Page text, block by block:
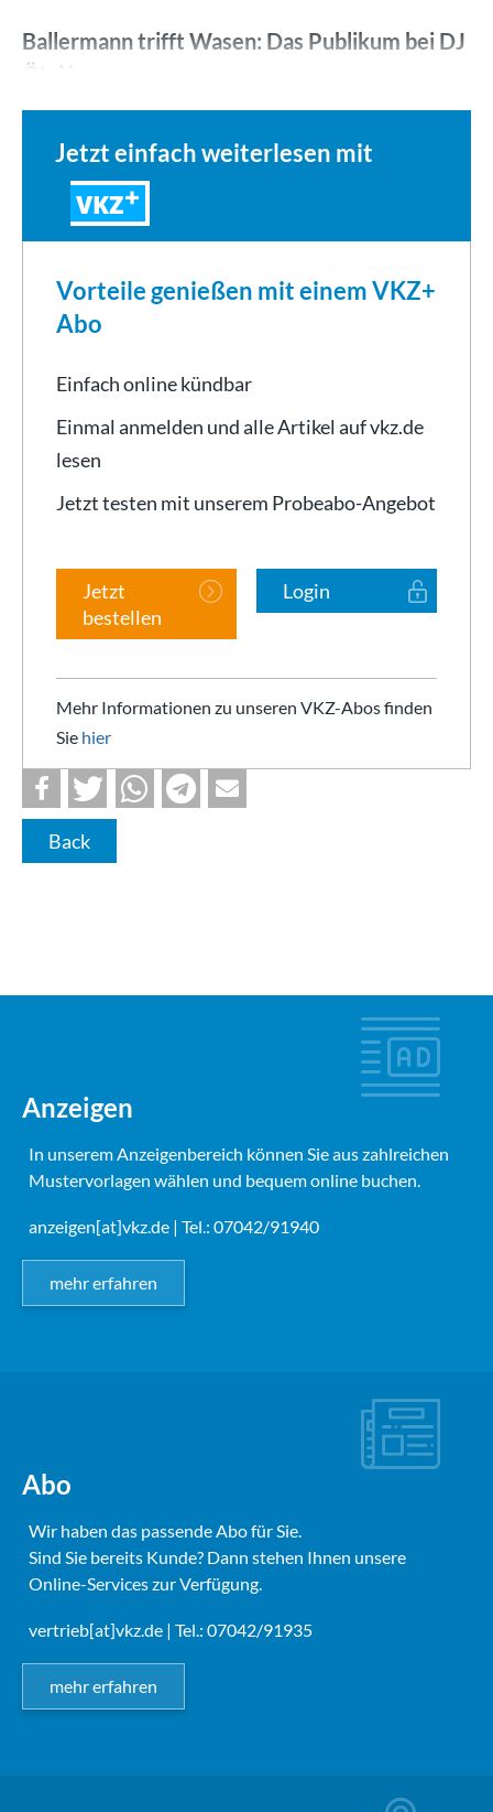
Ballermann trifft Wasen: Das Publikum bei DJ
Ötzi im…
Jetzt einfach weiterlesen mit
VKZ
Vorteile genießen mit einem VKZ+
Abo
Einfach online kündbar
Einmal anmelden und alle Artikel auf vkz.de
lesen
Jetzt testen mit unserem Probeabo-Angebot
Jetzt
bestellen
Login
Mehr Informationen zu unseren VKZ-Abos finden
Sie hier
Back
Anzeigen
In unserem Anzeigenbereich können Sie aus zahlreichen
Mustervorlagen wählen und bequem online buchen.
anzeigen[at]vkz.de | Tel.: 07042/91940
mehr erfahren
Abo
Wir haben das passende Abo für Sie.
Sind Sie bereits Kunde? Dann stehen Ihnen unsere
Online-Services zur Verfügung.
vertrieb[at]vkz.de | Tel.: 07042/91935
mehr erfahren